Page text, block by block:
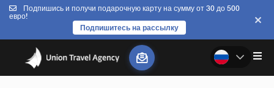
Подпишись и получи подарочную карту на сумму от 30 до 500
евро!
Подпишитесь на рассылку